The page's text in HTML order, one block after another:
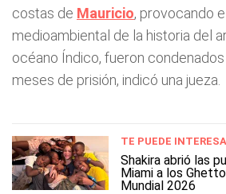
costas de Mauricio, provocando
medioambiental de la historia del
océano Índico, fueron
meses de prisión, indicó una jueza.
TE PUEDE
Shakira abrió las
Miami a los
Mundial 2026